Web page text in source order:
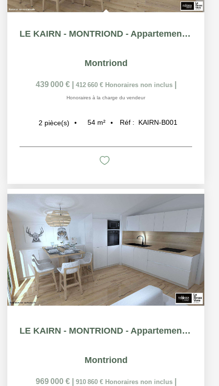
LE KAIRN - MONTRIOND - Appartement T2 bis- 54.01m²
Montriond
439 000 € 412 660 € Honoraires non inclus
Honoraires à la charge du vendeur
2 pièce(s) 54 m² Réf : KAIRN-B001
LE KAIRN - MONTRIOND - Appartement T3 + cabine - 81.55m²
Montriond
969 000 € 910 860 € Honoraires non inclus